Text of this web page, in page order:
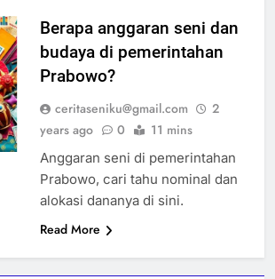
Berapa anggaran seni dan
budaya di pemerintahan
Prabowo?
ceritaseniku@gmail.com
2
years ago
0 11 mins
Anggaran seni di pemerintahan
Prabowo, cari tahu nominal dan
alokasi dananya di sini.
Read More